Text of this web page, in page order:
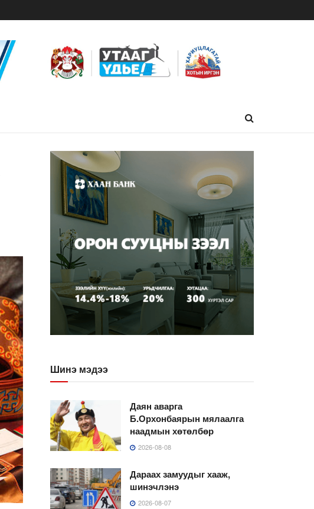
Шинэ мэдээ
Даян аварга
Б.Орхонбаярын мялаалга
наадмын хөтөлбөр
2026-08-08
Дараах замуудыг хааж,
шинэчлэнэ
2026-08-07